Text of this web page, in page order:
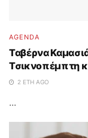
AGENDA
Ταβέρνα
Τσικνοπέμπτη
2 ΈΤΗ AGO
...